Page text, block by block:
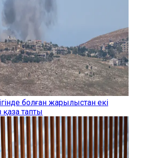
болған жарылыстан екі
қаза тапты